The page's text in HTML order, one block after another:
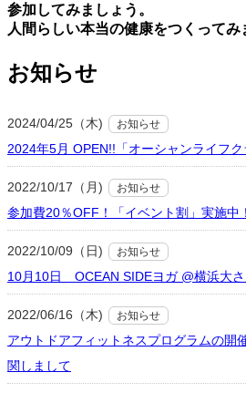
参加してみましょう。
⼈間らしい本当の健康をつくってみ
お知らせ
2024/04/25（木) お知らせ
2024年5月 OPEN!!「オーシャンライフク
2022/10/17（月) お知らせ
参加費20％OFF！「イベント割」実施中！
2022/10/09（日) お知らせ
10月10日 OCEAN SIDEヨガ @横浜大
2022/06/16（木) お知らせ
アウトドアフィットネスプログラムの開
関しまして